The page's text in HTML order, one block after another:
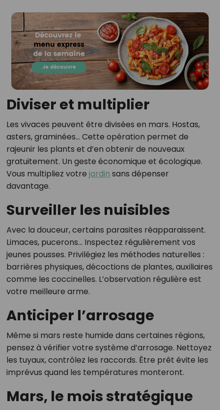
Diviser et multiplier
Les vivaces peuvent être divisées en mars. Hostas,
asters, graminées… Cette opération permet de
rajeunir les plants et d’en obtenir de nouveaux
gratuitement. Un geste économique et écologique.
Vous multipliez votre jardin sans dépenser
davantage.
Surveiller les nuisibles
Avec la douceur, certains parasites réapparaissent.
Limaces, pucerons… Inspectez régulièrement vos
jeunes pousses. Privilégiez les méthodes naturelles :
barrières physiques, décoctions de plantes, auxiliaires
comme les coccinelles. L’observation régulière est
votre meilleure arme.
Anticiper l’arrosage
Même si mars reste humide dans certaines régions,
pensez à vérifier votre système d’arrosage. Nettoyez
les tuyaux, contrôlez les raccords. Être prêt évite les
imprévus quand les températures monteront.
Mars, le mois stratégique